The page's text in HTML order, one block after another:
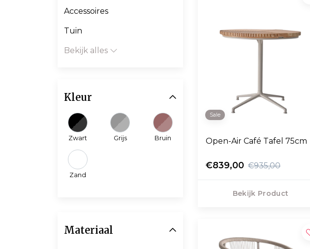
Sale
Open-Air Café Tafel 75cm
€839,00 €935,00
Bekijk Product
Accessoires
Tuin
Bekijk alles
Kleur
Zwart Grijs Bruin
Zand
Materiaal